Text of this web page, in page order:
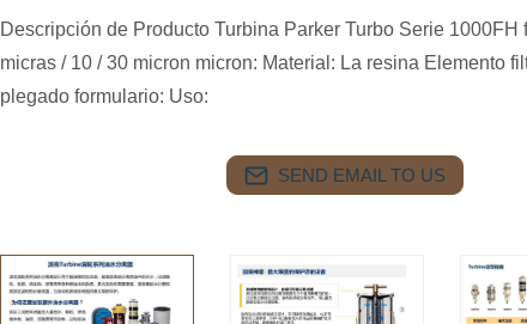
Descripción de Producto Turbina Parker Turbo Serie 1000FH
micras / 10 / 30 micron micron: Material: La resina Elemento
plegado formulario: Uso:
SEND EMAIL TO US